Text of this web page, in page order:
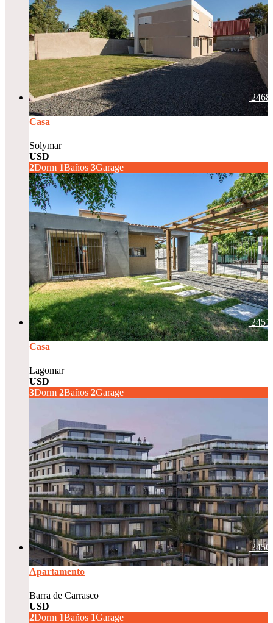
Casa
Solymar
USD
2Dorm 1Baños 3Garage
Casa
Lagomar
USD
3Dorm 2Baños 2Garage
Apartamento
Barra de Carrasco
USD
2Dorm 1Baños 1Garage